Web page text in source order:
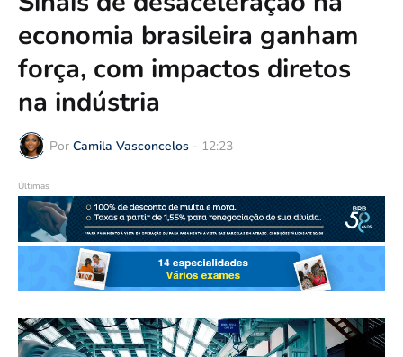
economia brasileira ganham
força, com impactos diretos
na indústria
Por Camila Vasconcelos - 12:23
Últimas